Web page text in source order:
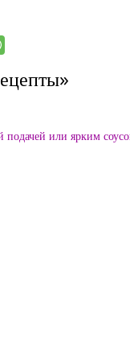
или ярким